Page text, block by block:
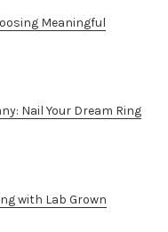
Meaningful
Nail Your Dream Ring
with Lab Grown